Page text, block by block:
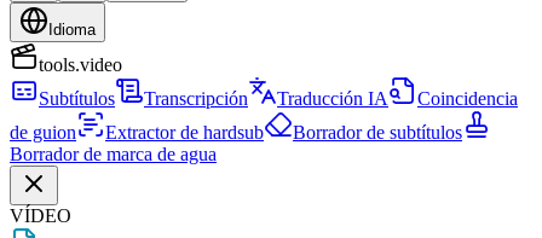
Idioma
tools.video
Subtítulos
Transcripción Traducción IA
Coincidencia
de guion
Extractor de hardsub
Borrador de subtítulos
Borrador de marca de agua
VÍDEO